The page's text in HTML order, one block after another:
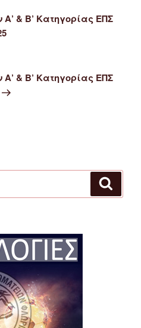
& Β’ Κατηγορίας ΕΠΣ
& Β’ Κατηγορίας ΕΠΣ